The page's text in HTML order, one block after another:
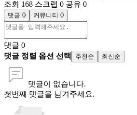
조회 168 스크랩 0 공유 0
댓글 0 커뮤니티 0
댓글 0
댓글 정렬 옵션 선택
추천순 최신순
댓글이 없습니다.
첫번째 댓글을 남겨주세요.